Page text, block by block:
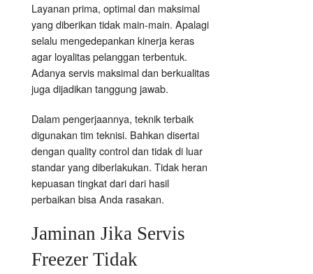
Layanan prima, optimal dan maksimal
yang diberikan tidak main-main. Apalagi
selalu mengedepankan kinerja keras
agar loyalitas pelanggan terbentuk.
Adanya servis maksimal dan berkualitas
juga dijadikan tanggung jawab.
Dalam pengerjaannya, teknik terbaik
digunakan tim teknisi. Bahkan disertai
dengan quality control dan tidak di luar
standar yang diberlakukan. Tidak heran
kepuasan tingkat dari dari hasil
perbaikan bisa Anda rasakan.
Jaminan Jika Servis
Freezer Tidak